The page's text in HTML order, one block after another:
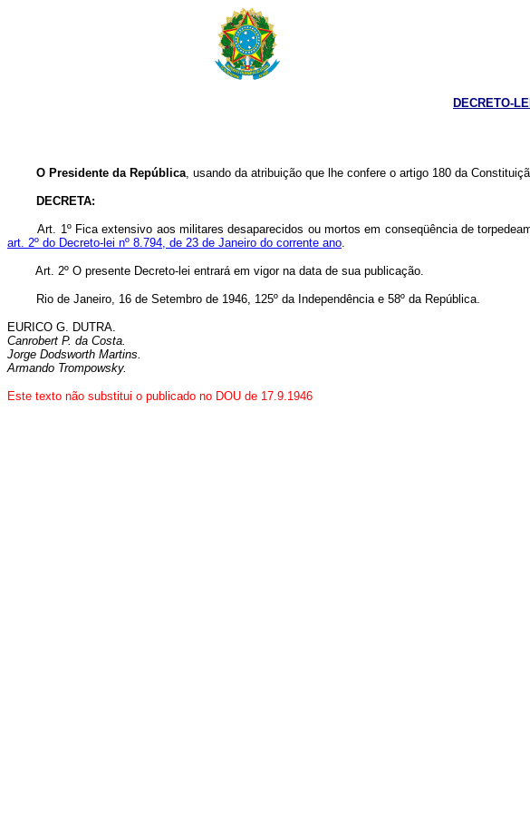
DECRETO-
O Presidente da República, usando da atribuição que lhe confere o artigo 180 da
DECRETA:
Art. 1º Fica extensivo aos militares desaparecidos ou mortos em conseqüência de
art. 2º do Decreto-lei nº 8.794, de 23 de Janeiro do corrente ano.
Art. 2º O presente Decreto-lei entrará em vigor na data de sua publicação.
Rio de Janeiro, 16 de Setembro de 1946, 125º da Independência e 58º da República.
EURICO G. DUTRA.
Canrobert P. da Costa.
Jorge Dodsworth Martins.
Armando Trompowsky.
Este texto não substitui o publicado no DOU de 17.9.1946